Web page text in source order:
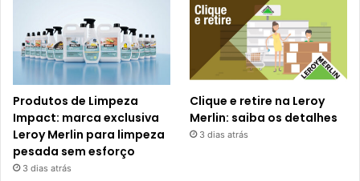
Produtos de Limpeza
Impact: marca exclusiva
Leroy Merlin para limpeza
pesada sem esforço
3 dias atrás
Clique e retire na Leroy
Merlin: saiba os detalhes
3 dias atrás